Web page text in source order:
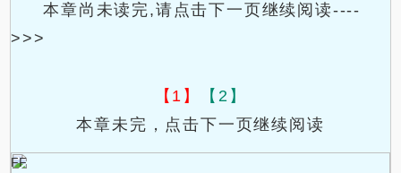
本章尚未读完,请点击下一页继续阅读----
>>>
【1】
【2】
本章未完，点击下一页继续阅读
FF